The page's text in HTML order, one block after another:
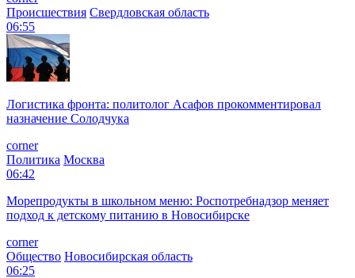
Происшествия Свердловская область
06:55
Логистика фронта: политолог Асафов прокомментировал
назначение Солодчука
corner
Политика Москва
06:42
Морепродукты в школьном меню: Роспотребнадзор меняет
подход к детскому питанию в Новосибирске
corner
Общество Новосибирская область
06:25